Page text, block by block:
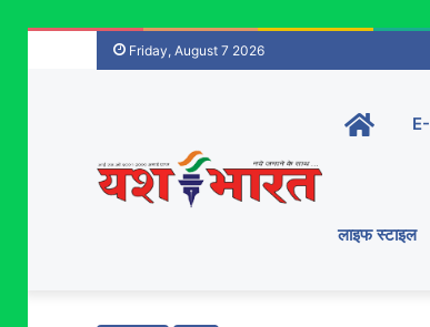
Friday, August 7 2026
Home-
main
लाइफ स्टाइल